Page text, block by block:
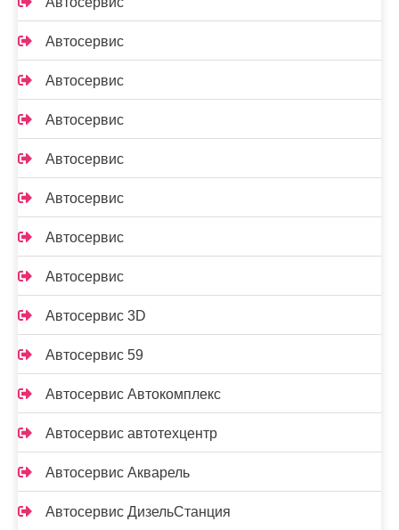
Автосервис
Автосервис
Автосервис
Автосервис
Автосервис
Автосервис
Автосервис
Автосервис 3D
Автосервис 59
Автосервис Автокомплекс
Автосервис автотехцентр
Автосервис Акварель
Автосервис ДизельСтанция